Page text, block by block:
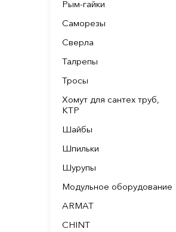
Рым-гайки
Саморезы
Сверла
Талрепы
Тросы
Хомут для сантех труб,
КТР
Шайбы
Шпильки
Шурупы
Модульное оборудование
ARMAT
CHINT